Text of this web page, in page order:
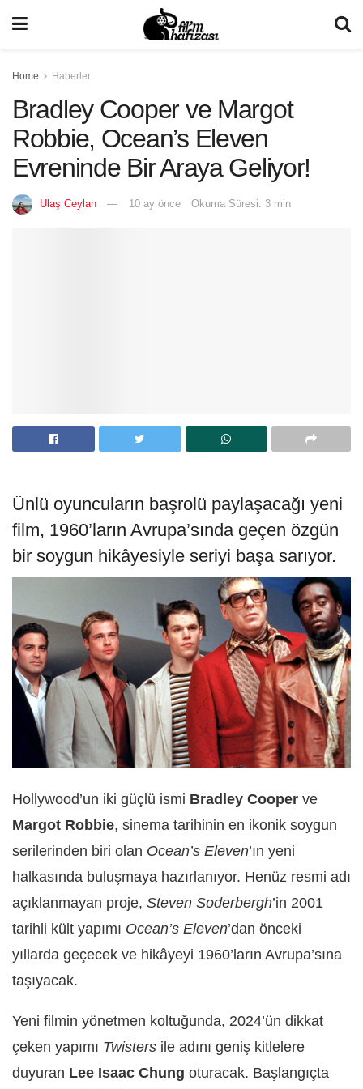
Home Haberler
Bradley Cooper ve Margot
Robbie, Ocean’s Eleven
Evreninde Bir Araya Geliyor!
Ulaş Ceylan 10 ay önce Okuma Süresi: 3 min
Ünlü oyuncuların başrolü paylaşacağı yeni
film, 1960’ların Avrupa’sında geçen özgün
bir soygun hikâyesiyle seriyi başa sarıyor.
Hollywood’un iki güçlü ismi Bradley Cooper ve
Margot Robbie, sinema tarihinin en ikonik soygun
serilerinden biri olan Ocean’s Eleven’ın yeni
halkasında buluşmaya hazırlanıyor. Henüz resmi adı
açıklanmayan proje, Steven Soderbergh’in 2001
tarihli kült yapımı Ocean’s Eleven’dan önceki
yıllarda geçecek ve hikâyeyi 1960’ların Avrupa’sına
taşıyacak.
Yeni filmin yönetmen koltuğunda, 2024’ün dikkat
çeken yapımı Twisters ile adını geniş kitlelere
duyuran Lee Isaac Chung oturacak. Başlangıçta